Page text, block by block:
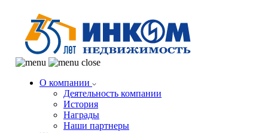
О компании
Деятельность компании
История
Награды
Наши партнеры